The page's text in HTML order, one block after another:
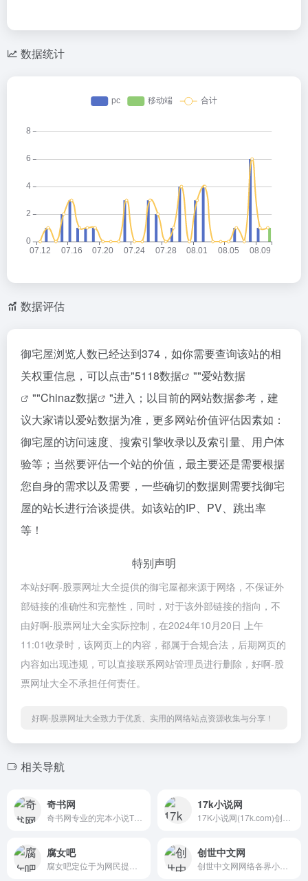
数据统计
数据评估
御宅屋浏览人数已经达到374，如你需要查询该站的相
关权重信息，可以点击"5118数据 ""爱站数据
""Chinaz数据
"进入；以目前的网站数据参考，建
议大家请以爱站数据为准，更多网站价值评估因素如：
御宅屋的访问速度、搜索引擎收录以及索引量、用户体
验等；当然要评估一个站的价值，最主要还是需要根据
您自身的需求以及需要，一些确切的数据则需要找御宅
屋的站长进行洽谈提供。如该站的IP、PV、跳出率
等！
特别声明
本站好啊-股票网址大全提供的御宅屋都来源于网络，不保证外
部链接的准确性和完整性，同时，对于该外部链接的指向，不
由好啊-股票网址大全实际控制，在2024年10月20日 上午
11:01收录时，该网页上的内容，都属于合规合法，后期网页的
内容如出现违规，可以直接联系网站管理员进行删除，好啊-股
票网址大全不承担任何责任。
好啊-股票网址大全致力于优质、实用的网络站点资源收集与分享！
相关导航
奇书网 17k小说网
腐女吧 创世中文网